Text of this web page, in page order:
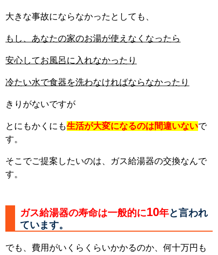
大きな事故にならなかったとしても、
もし、あなたの家のお湯が使えなくなったら
安心してお風呂に入れなかったり
冷たい水で食器を洗わなければならなかったり
きりがないですが
とにもかくにも生活が大変になるのは間違いないで
す。
そこでご提案したいのは、ガス給湯器の交換なんで
す。
ガス給湯器の寿命は一般的に10年と言われ
ています。
でも、費用がいくらくらいかかるのか、何十万円も